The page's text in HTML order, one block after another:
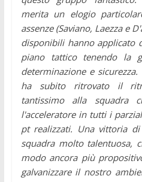
merita un elogio
assenze (Saviano, Laezza e
disponibili hanno applicato
piano tattico tenendo la
determinazione e
ha subito ritrovato il
tantissimo alla squadra
l'acceleratore in tutti i
pt realizzati. Una vittoria
squadra molto talentuosa,
modo ancora più
galvanizzare il nostro